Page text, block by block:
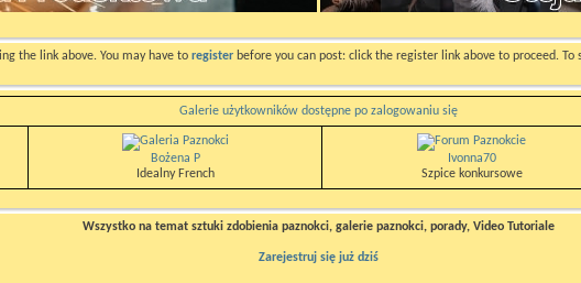
the link above. You may have to register before you can post: click the register link above to proceed.
Galerie użytkowników dostępne po zalogowaniu się
Bożena P
Idealny French
Ivonna70
Szpice konkursowe
Wszystko na temat sztuki zdobienia paznokci, galerie paznokci, porady, Video Tutoriale
Zarejestruj się już dziś